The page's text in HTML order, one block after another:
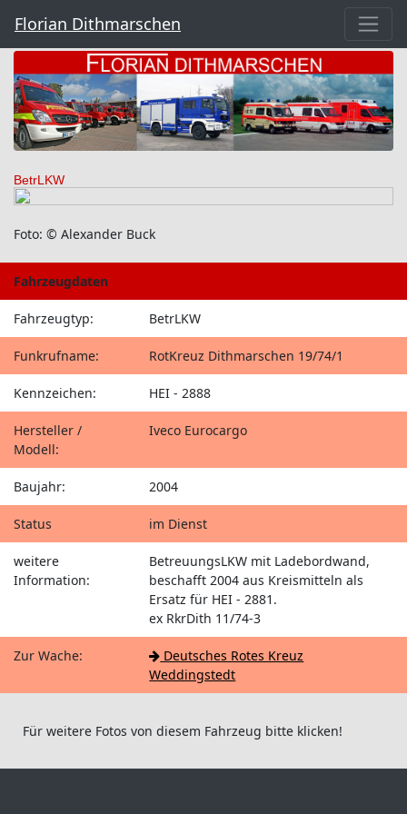
Florian Dithmarschen
BetrLKW
Foto: © Alexander Buck
Fahrzeugdaten
Fahrzeugtyp: BetrLKW
Funkrufname: RotKreuz Dithmarschen 19/74/1
Kennzeichen: HEI - 2888
Hersteller /
Modell:
Iveco Eurocargo
Baujahr: 2004
Status im Dienst
weitere
Information:
BetreuungsLKW mit Ladebordwand,
beschafft 2004 aus Kreismitteln als
Ersatz für HEI - 2881.
ex RkrDith 11/74-3
Zur Wache:
Deutsches Rotes Kreuz
Weddingstedt
Für weitere Fotos von diesem Fahrzeug bitte klicken!